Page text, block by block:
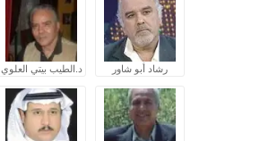
رشاد أبو شاور د.الطيب بيتي العلوي